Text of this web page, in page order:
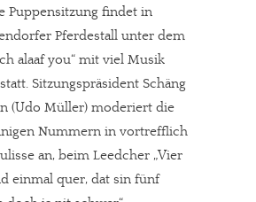
Puppensitzung findet in
Pferdestall unter dem
alaaf you“ mit viel Musik
Sitzungspräsident Schäng
(Udo Müller) moderiert die
Nummern in vortrefflich
an, beim Leedcher „Vier
einmal quer, dat sin fünf